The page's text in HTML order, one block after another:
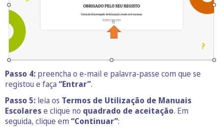
Passo 4: preencha o e-mail e palavra-passe com que se
registou e faça “Entrar”.
Passo 5: leia os Termos de Utilização de Manuais
Escolarese clique no quadrado de aceitação. Em
seguida, clique em “Continuar”: